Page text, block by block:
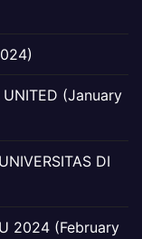
UNITED (January
DI
2024 (February